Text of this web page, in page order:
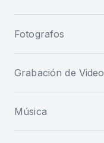
Fotografos
Grabación de Video
Música